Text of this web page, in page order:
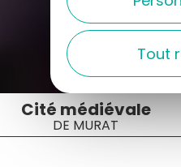
Cité médiévale
DE MURAT
Tout